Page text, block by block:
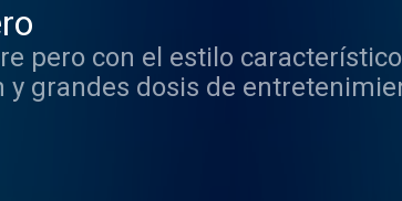
pero con el estilo
grandes dosis de